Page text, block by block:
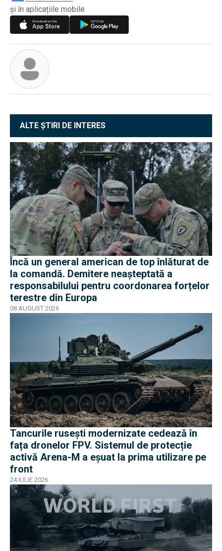
și în aplicațiile mobile
ALTE ȘTIRI DE INTERES
Încă un general american de top înlăturat de
la comandă. Demitere neașteptată a
responsabilului pentru coordonarea forțelor
terestre din Europa
08 AUGUST 2026
Tancurile rusești modernizate cedează în
fața dronelor FPV. Sistemul de protecție
activă Arena-M a eșuat la prima utilizare pe
front
24 IULIE 2026